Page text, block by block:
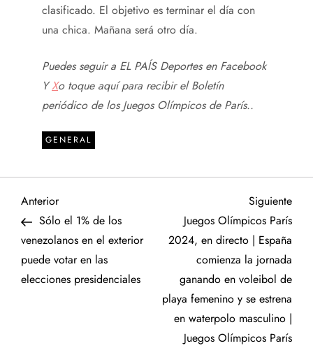
clasificado. El objetivo es terminar el día con
una chica. Mañana será otro día.
Puedes seguir a EL PAÍS Deportes en Facebook
YXo toque aquí para recibir elBoletín
periódico de los Juegos Olímpicos de París..
GENERAL
N
a
v
Entrada
anterior
Anterior
Sólo el 1% de los
venezolanos en el exterior
puede votar en las
elecciones presidenciales
Siguiente
Juegos Olímpicos París
2024, en directo | España
comienza la jornada
ganando en voleibol de
playa femenino y se estrena
en waterpolo masculino |
Juegos Olímpicos París